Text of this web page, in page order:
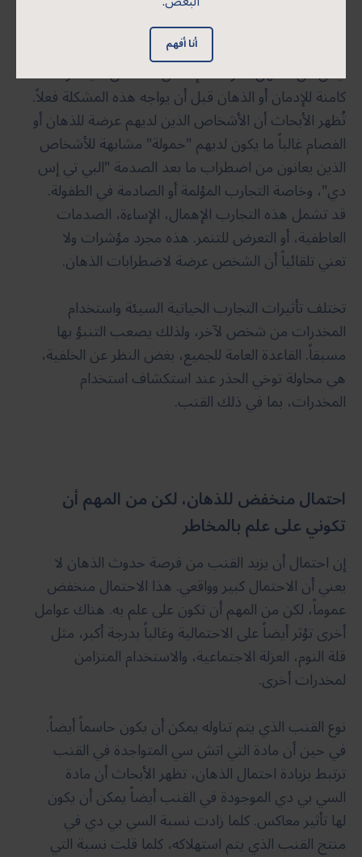
أنا أفهم
ليس من السهل معرفة ما إذا كان الشخص لديه عرضة
كامنة للإدمان أو الذهان قبل أن يواجه هذه المشكلة فعلاً.
تُظهر الأبحاث أن الأشخاص الذين لديهم عرضة للذهان أو
الفصام غالباً ما يكون لديهم "حمولة" مشابهة للأشخاص
الذين يعانون من اضطراب ما بعد الصدمة "البي تي إس
دي"، وخاصة التجارب المؤلمة أو الصادمة في الطفولة.
قد تشمل هذه التجارب الإهمال، الإساءة، الصدمات
العاطفية، أو التعرض للتنمر. هذه مجرد مؤشرات ولا
تعني تلقائياً أن الشخص عرضة لاضطرابات الذهان.
تختلف تأثيرات التجارب الحياتية السيئة واستخدام
المخدرات من شخص لآخر، ولذلك يصعب التنبؤ بها
مسبقاً. القاعدة العامة للجميع، بغض النظر عن الخلفية،
هي محاولة توخي الحذر عند استكشاف استخدام
المخدرات، بما في ذلك القنب.
احتمال منخفض للذهان، لكن من المهم أن
تكوني على علم بالمخاطر
إن احتمال أن يزيد القنب من فرصة حدوث الذهان لا
يعني أن الاحتمال كبير وواقعي. هذا الاحتمال منخفض
عموماً، لكن من المهم أن تكون على علم به. هناك عوامل
أخرى تؤثر أيضاً على الاحتمالية وغالباً بدرجة أكبر، مثل
قلة النوم، العزلة الاجتماعية، والاستخدام المتزامن
لمخدرات أخرى.
نوع القنب الذي يتم تناوله يمكن أن يكون حاسماً أيضاً.
في حين أن مادة التي اتش سي المتواجدة في القنب
ترتبط بزيادة احتمال الذهان، تظهر الأبحاث أن مادة
السي بي دي الموجودة في القنب أيضاً يمكن أن يكون
لها تأثير معاكس. كلما زادت نسبة السي بي دي في
منتج القنب الذي يتم استهلاكه، كلما قلت نسبة التي